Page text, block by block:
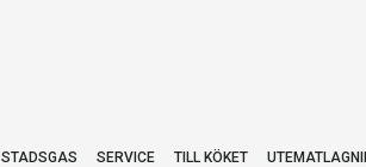
STADSGAS SERVICE TILL KÖKET